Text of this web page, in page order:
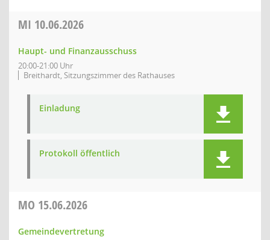
MI 10.06.2026
Haupt- und Finanzausschuss
20:00-21:00 Uhr
Breithardt, Sitzungszimmer des Rathauses
Einladung
Protokoll öffentlich
MO 15.06.2026
Gemeindevertretung